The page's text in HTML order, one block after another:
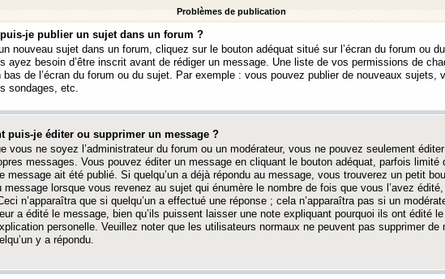
Problèmes de publication
je publier un sujet dans un forum ?
nouveau sujet dans un forum, cliquez sur le bouton adéquat situé sur l’écran du forum ou
ayez besoin d’être inscrit avant de rédiger un message. Une liste de vos permissions de
bas de l’écran du forum ou du sujet. Par exemple : vous pouvez publier de nouveaux sujets,
sondages, etc.
puis-je éditer ou supprimer un message ?
vous ne soyez l’administrateur du forum ou un modérateur, vous ne pouvez seulement
messages. Vous pouvez éditer un message en cliquant le bouton adéquat, parfois limité
message ait été publié. Si quelqu’un a déjà répondu au message, vous trouverez un petit
message lorsque vous revenez au sujet qui énumère le nombre de fois que vous l’avez
n’apparaîtra que si quelqu’un a effectué une réponse ; cela n’apparaîtra pas si un
a édité le message, bien qu’ils puissent laisser une note expliquant pourquoi ils ont édité
personelle. Veuillez noter que les utilisateurs normaux ne peuvent pas supprimer de
y a répondu.